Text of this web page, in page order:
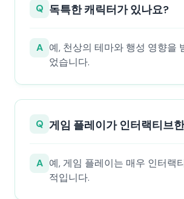
Q 독특한 캐릭터가 있나요?
A 예, 천상의 테마와 행성 영향을
었습니다.
Q 게임 플레이가 인터랙티브
A 예, 게임 플레이는 매우 인터랙
적입니다.